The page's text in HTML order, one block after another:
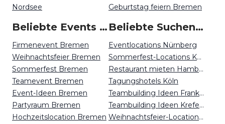
Nordsee
Geburtstag feiern Bremen
Beliebte Events in Bremen
Firmenevent Bremen
Weihnachtsfeier Bremen
Sommerfest Bremen
Teamevent Bremen
Event-Ideen Bremen
Partyraum Bremen
Hochzeitslocation Bremen
Beliebte Suchen auf Event Inc
Eventlocations Nürnberg
Sommerfest-Locations Köln
Restaurant mieten Hamburg
Tagungshotels Köln
Teambuilding Ideen Frankfurt
Teambuilding Ideen Krefeld
Weihnachtsfeier-Locations Essen